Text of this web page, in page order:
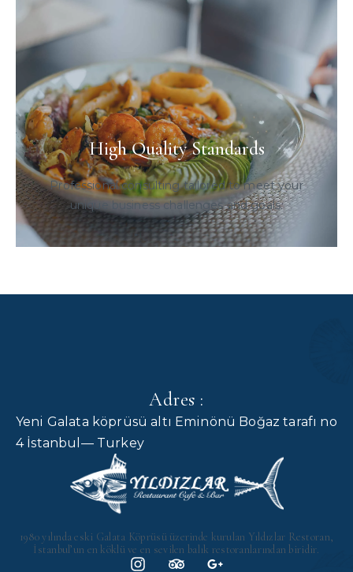
High Quality Standards
Professional consulting tailored to meet your
unique business challenges and goals.
Adres :
Yeni Galata köprüsü altı Eminönü Boğaz tarafı no
4 İstanbul— Turkey
1980 yılında eski Galata Köprüsü üzerinde kurulan Yıldızlar Restoran,
İstanbul’un en köklü ve en sevilen balık restoranlarından biridir.